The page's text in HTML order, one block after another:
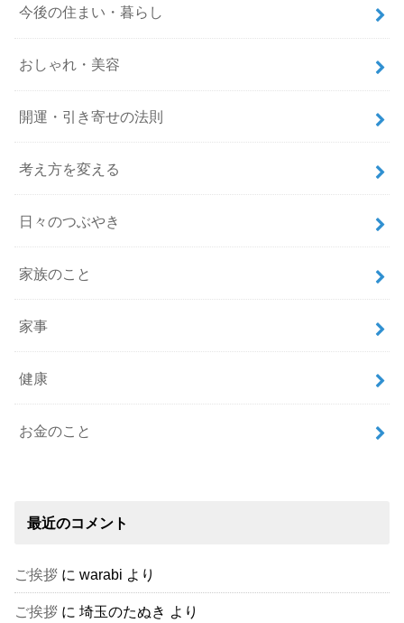
今後の住まい・暮らし
おしゃれ・美容
開運・引き寄せの法則
考え方を変える
日々のつぶやき
家族のこと
家事
健康
お金のこと
最近のコメント
ご挨拶 にwarabi より
ご挨拶 に埼玉のたぬき より